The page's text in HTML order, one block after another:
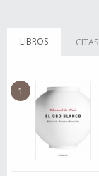
LIBROS CITAS
1